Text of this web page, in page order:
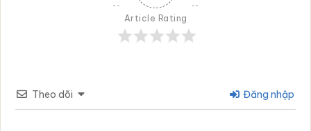
Article Rating
Theo dõi Đăng nhập